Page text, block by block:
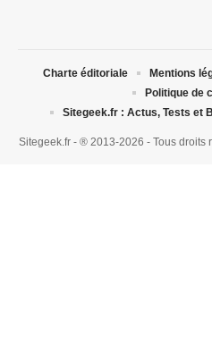
Sitegeek.fr - ® 2013-2026 - Tous droits
Charte éditoriale Mentions
Politique de
Sitegeek.fr : Actus, Tests et